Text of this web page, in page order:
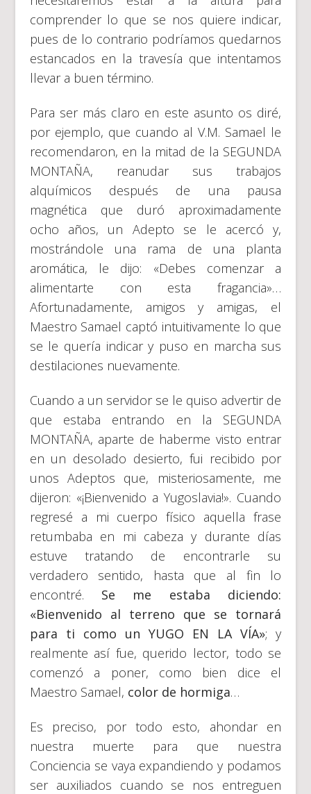
comprender lo que se nos quiere indicar,
pues de lo contrario podríamos quedarnos
estancados en la travesía que intentamos
llevar a buen término.
Para ser más claro en este asunto os diré,
por ejemplo, que cuando al V.M. Samael le
recomendaron, en la mitad de la SEGUNDA
MONTAÑA, reanudar sus trabajos
alquímicos después de una pausa
magnética que duró aproximadamente
ocho años, un Adepto se le acercó y,
mostrándole una rama de una planta
aromática, le dijo: «Debes comenzar a
alimentarte con esta fragancia»…
Afortunadamente, amigos y amigas, el
Maestro Samael captó intuitivamente lo que
se le quería indicar y puso en marcha sus
destilaciones nuevamente.
Cuando a un servidor se le quiso advertir de
que estaba entrando en la SEGUNDA
MONTAÑA, aparte de haberme visto entrar
en un desolado desierto, fui recibido por
unos Adeptos que, misteriosamente, me
dijeron: «¡Bienvenido a Yugoslavia!». Cuando
regresé a mi cuerpo físico aquella frase
retumbaba en mi cabeza y durante días
estuve tratando de encontrarle su
verdadero sentido, hasta que al fin lo
encontré. Se me estaba diciendo:
«Bienvenido al terreno que se tornará
para ti como un YUGO EN LA VÍA»; y
realmente así fue, querido lector, todo se
comenzó a poner, como bien dice el
Maestro Samael, color de hormiga…
Es preciso, por todo esto, ahondar en
nuestra muerte para que nuestra
Conciencia se vaya expandiendo y podamos
ser auxiliados cuando se nos entreguen